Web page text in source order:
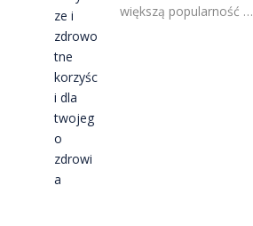
większą popularność …